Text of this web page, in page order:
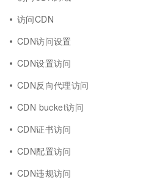
访问CDN
CDN访问设置
CDN设置访问
CDN反向代理访问
CDN bucket访问
CDN证书访问
CDN配置访问
CDN违规访问